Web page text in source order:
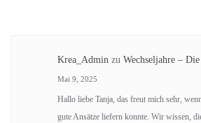
Krea_Adminzu Wechseljahre –
Mai 9, 2025
Hallo liebe Tanja, das freut mich sehr,
gute Ansätze liefern konnte. Wir wissen,